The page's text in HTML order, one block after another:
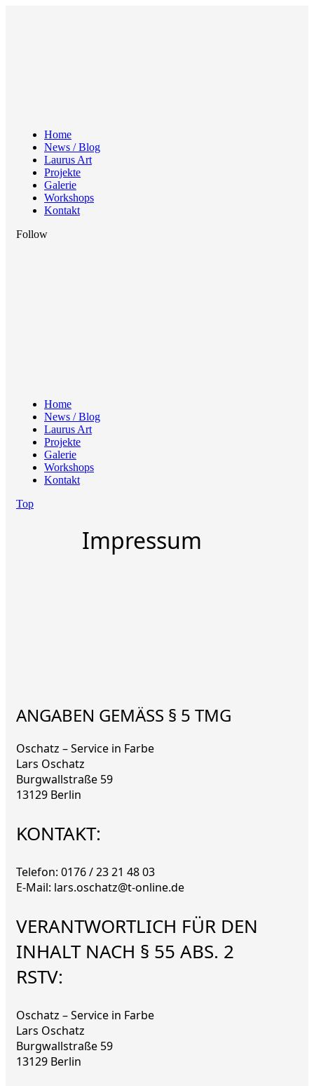
Home
News / Blog
Laurus Art
Projekte
Galerie
Workshops
Kontakt
Follow
Home
News / Blog
Laurus Art
Projekte
Galerie
Workshops
Kontakt
Top
Impressum
ANGABEN GEMÄSS § 5 TMG
Oschatz – Service in Farbe
Lars Oschatz
Burgwallstraße 59
13129 Berlin
KONTAKT:
Telefon: 0176 / 23 21 48 03
E-Mail: lars.oschatz@t-online.de
VERANTWORTLICH FÜR DEN
INHALT NACH § 55 ABS. 2
RSTV:
Oschatz – Service in Farbe
Lars Oschatz
Burgwallstraße 59
13129 Berlin